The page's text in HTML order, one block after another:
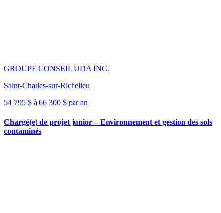
GROUPE CONSEIL UDA INC.
Saint-Charles-sur-Richelieu
54 795 $ à 66 300 $ par an
Chargé(e) de projet junior – Environnement et gestion des sols
contaminés